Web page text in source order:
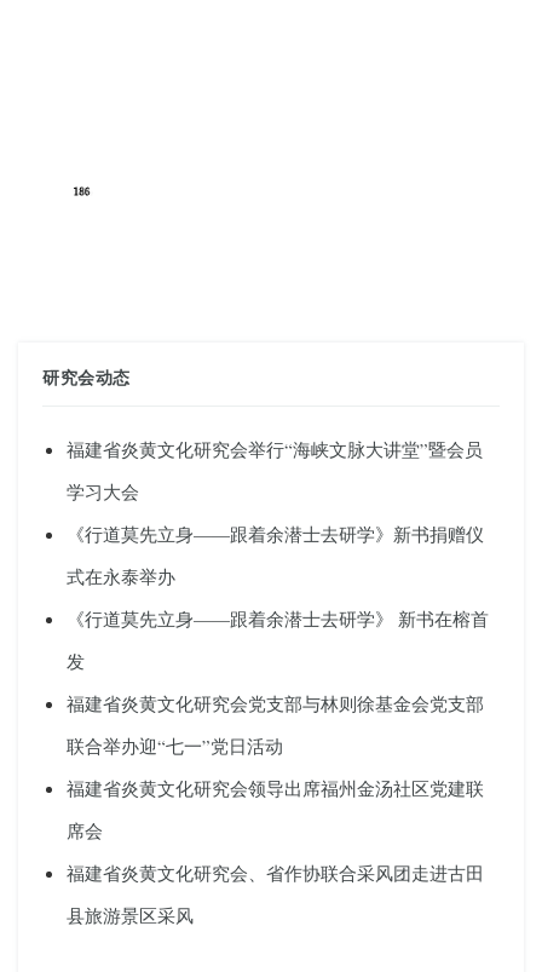
研究会动态
福建省炎黄文化研究会举行“海峡文脉大讲堂”暨会员
学习大会
《行道莫先立身——跟着余潜士去研学》新书捐赠仪
式在永泰举办
《行道莫先立身——跟着余潜士去研学》 新书在榕首
发
福建省炎黄文化研究会党支部与林则徐基金会党支部
联合举办迎“七一”党日活动
福建省炎黄文化研究会领导出席福州金汤社区党建联
席会
福建省炎黄文化研究会、省作协联合采风团走进古田
县旅游景区采风